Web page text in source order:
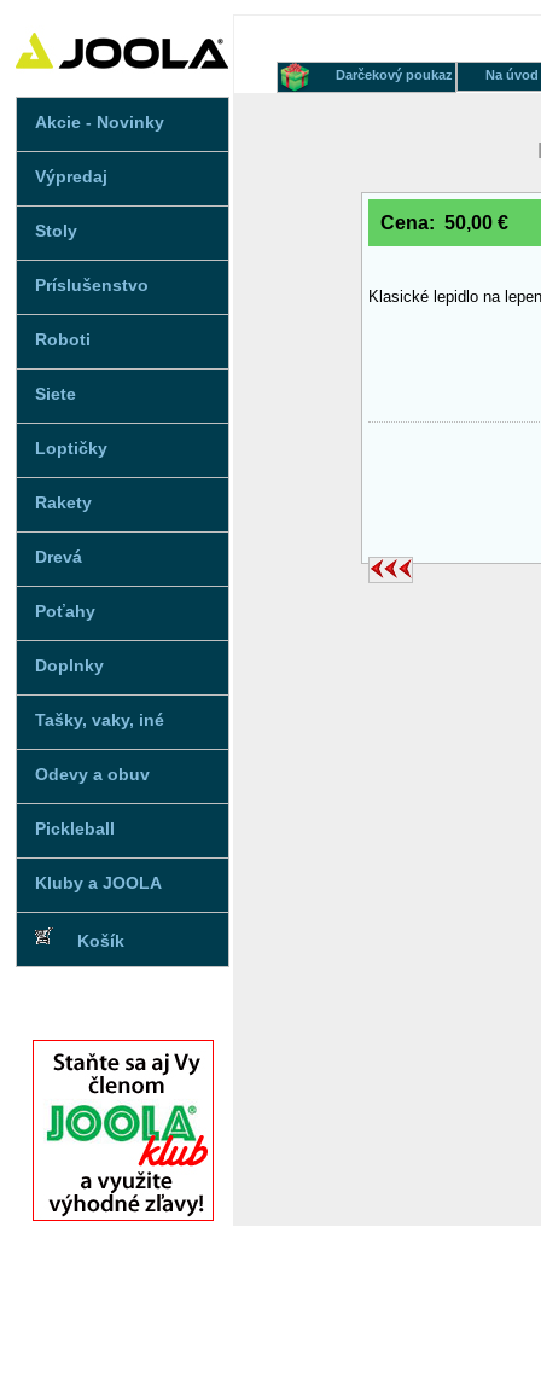
Akcie - Novinky
Výpredaj
Stoly
Príslušenstvo
Roboti
Siete
Loptičky
Rakety
Drevá
Poťahy
Doplnky
Tašky, vaky, iné
Odevy a obuv
Pickleball
Kluby a JOOLA
Košík
Na úvod
Darčekový poukaz
Cena: 50,00 €
Klasické lepidlo na